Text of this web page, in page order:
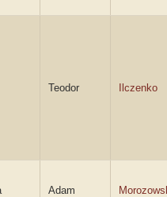
Teodor Ilczenko
Adam